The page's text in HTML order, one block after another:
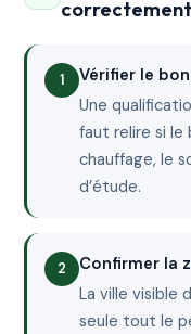
correctement
Vérifier le
Une
faut relire si le
chauffage, le
d’étude.
Confirmer la
La ville visible
seule tout le